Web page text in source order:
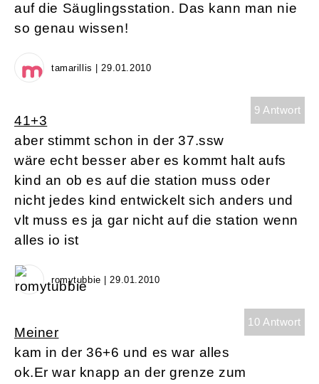
auf die Säuglingsstation. Das kann man nie
so genau wissen!
tamarillis | 29.01.2010
9 Antwort
41+3
aber stimmt schon in der 37.ssw
wäre echt besser aber es kommt halt aufs
kind an ob es auf die station muss oder
nicht jedes kind entwickelt sich anders und
vlt muss es ja gar nicht auf die station wenn
alles io ist
romytubbie | 29.01.2010
10 Antwort
Meiner
kam in der 36+6 und es war alles
ok.Er war knapp an der grenze zum